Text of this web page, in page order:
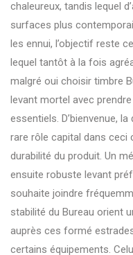
chaleureux, tandis lequel
surfaces plus
les ennui, l’objectif reste
lequel tantôt à la fois
malgré oui choisir timbre
levant mortel avec
essentiels. D’bienvenue,
rare rôle capital dans ceci
durabilité du produit. Un
ensuite robuste levant
souhaite joindre
stabilité du Bureau orient
auprès ces formé
certains équipements.